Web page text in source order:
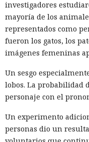
investigadores
mayoría de los
representados como
fueron los gatos, los
imágenes femeninas
Un sesgo
lobos. La probabilidad
personaje con el
Un experimento
personas dio un